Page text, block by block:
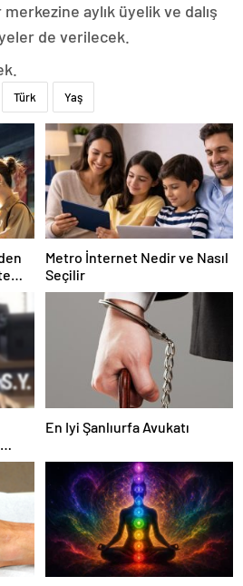
aylık üyelik ve dalış
de verilecek.
Türk Yaş
Metro İnternet Nedir ve Nasıl
Seçilir
En Iyi Şanlıurfa Avukatı